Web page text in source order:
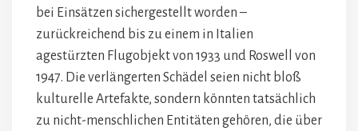
bei Einsätzen sichergestellt worden –
zurückreichend bis zu einem in Italien
agestürzten Flugobjekt von 1933 und Roswell von
1947. Die verlängerten Schädel seien nicht bloß
kulturelle Artefakte, sondern könnten tatsächlich
zu nicht-menschlichen Entitäten gehören, die über